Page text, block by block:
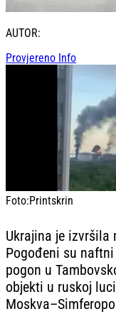
AUTOR:
Provjereno Info
Foto:Printskrin
Ukrajina je izvršila
Pogođeni su
pogon u
objekti u ruskoj